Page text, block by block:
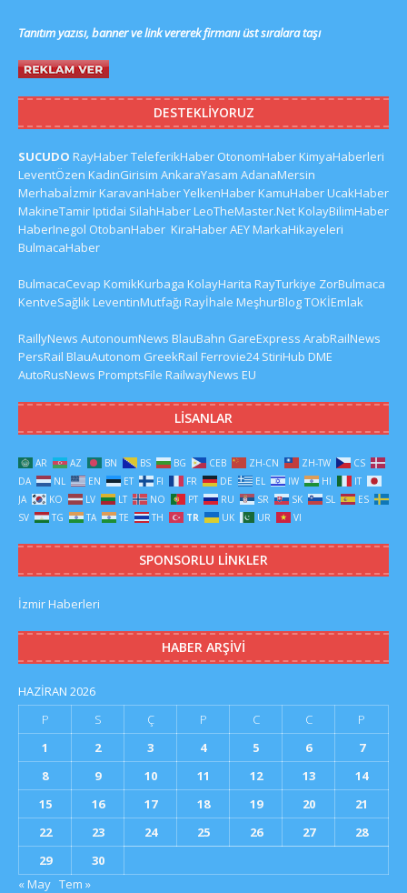
Tanıtım yazısı, banner ve link vererek firmanı üst sıralara taşı
DESTEKLIYORUZ
SUCUDO RayHaberTeleferikHaber OtonomHaberKimyaHaberleri
LeventÖzen KadinGirisim AnkaraYasam AdanaMersin
MerhabaİzmirKaravanHaberYelkenHaberKamuHaberUcakHaber
MakineTamirIptidai SilahHaberLeoTheMaster.NetKolayBilimHaber
HaberInegol OtobanHaber KiraHaberAEYMarkaHikayeleri
BulmacaHaber
BulmacaCevap KomikKurbaga KolayHarita RayTurkiye ZorBulmaca
KentveSağlık LeventinMutfağı Rayİhale MeşhurBlogTOKİEmlak
RaillyNews AutonoumNews BlauBahn GareExpress ArabRailNews
PersRail BlauAutonom GreekRail Ferrovie24 StiriHub DME
AutoRusNews PromptsFile RailwayNews EU
LISANLAR
AR AZ BN BS BG CEB ZH-CN ZH-TW
CS
DA
NL EN ET FI FR DE EL IW HI
IT
JA
KO LV LT NO PT RU SR SK SL
ES
SV
TG TA TE TH TR UK UR VI
SPONSORLU LINKLER
İzmir Haberleri
HABER ARŞIVI
HAZIRAN 2026
P
S Ç P C C
P
1
2 3 4 5 6
7
8
9 10 11 12 13
14
15
16 17 18 19 20
21
22
23 24 25 26 27
28
29
30
« May Tem »